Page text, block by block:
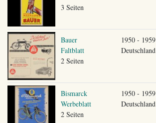
3 Seiten
Bauer
Faltblatt
2 Seiten
1950 - 1959
Deutschland
Bismarck
Werbeblatt
2 Seiten
1950 - 1959
Deutschland